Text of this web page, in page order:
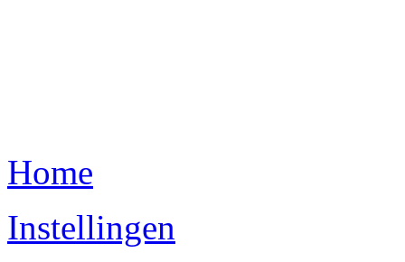
Home
Instellingen